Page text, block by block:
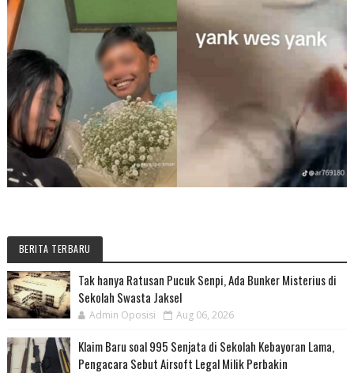
BERITA TERBARU
Tak hanya Ratusan Pucuk Senpi, Ada Bunker Misterius di
Sekolah Swasta Jaksel
Admin Oposisi Aug 06, 2026
Klaim Baru soal 995 Senjata di Sekolah Kebayoran Lama,
Pengacara Sebut Airsoft Legal Milik Perbakin